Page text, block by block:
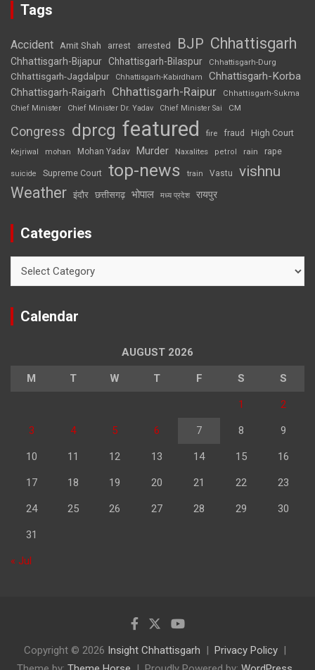
Tags
Accident Amit Shah arrest arrested BJP Chhattisgarh
Chhattisgarh-Bijapur Chhattisgarh-Bilaspur Chhattisgarh-Durg
Chhattisgarh-Jagdalpur Chhattisgarh-Kabirdham Chhattisgarh-Korba
Chhattisgarh-Raigarh Chhattisgarh-Raipur
Chhattisgarh-Sukma
Chief Minister
Chief Minister Dr. Yadav Chief Minister Sai CM
Congress dprcg featured fire fraud High Court
Kejriwal mohan Mohan Yadav Murder Naxalites petrol rain rape
suicide Supreme Court top-news train Vastu vishnu
Weather इंदौर छत्तीसगढ़ भोपाल मध्य प्रदेश रायपुर
Categories
Calendar
AUGUST 2026
M T W T F S S
1 2
3 4 5 6 7 8 9
10 11 12 13 14 15 16
17 18 19 20 21 22 23
24 25 26 27 28 29 30
31
« Jul
Copyright © 2026 Insight Chhattisgarh
Privacy Policy